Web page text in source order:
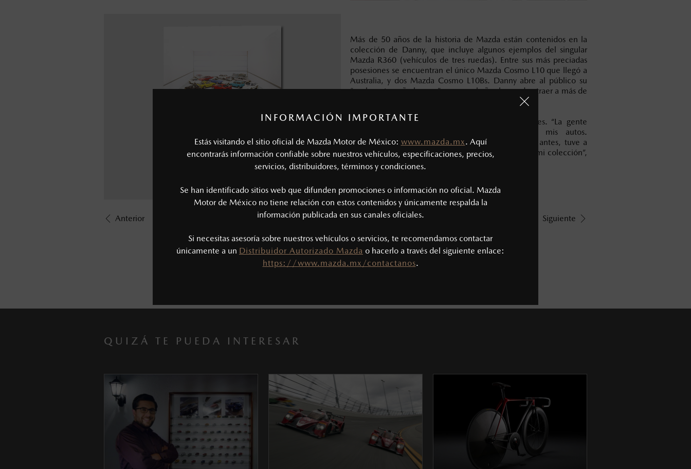
INFORMACIÓN IMPORTANTE
Estás visitando el sitio oficial de Mazda Motor de México: www.mazda.mx. Aquí
encontrarás información confiable sobre nuestros vehículos, especificaciones, precios,
servicios, distribuidores, términos y condiciones.
Se han identificado sitios web que difunden promociones o información no oficial. Mazda
Motor de México no tiene relación con estos contenidos y únicamente respalda la
información publicada en sus canales oficiales.
Si necesitas asesoría sobre nuestros vehículos o servicios, te recomendamos contactar
únicamente a un Distribuidor Autorizado Mazda o hacerlo a través del siguiente enlace:
https://www.mazda.mx/contactanos.
Más de 50 años de la historia de Mazda están contenidos en la
colección de Danny, que incluye algunos ejemplos del singular
Mazda R360 (vehículos de tres ruedas). Entre sus más preciadas
posesiones se encuentran el único Mazda Cosmo L10 que llegó a
Australia, y dos Mazda Cosmo L10Bs. Danny abre al público su
“cochera tamaño hangar” una vez al año, logrando atraer a más de
Sin embargo, también recibe solicitudes especiales. “La gente
viene de todas partes del mundo para ver mis autos.
Recientemente recibí a un joven de Hong Kong y antes, tuve a
otro de Holanda que vino a Australia solo para ver mi colección”,
explica.
Anterior Siguiente
QUIZÁ TE PUEDA INTERESAR